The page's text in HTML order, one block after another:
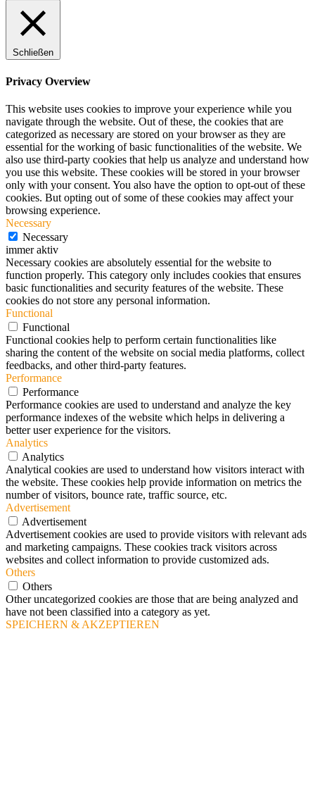
Schließen
Privacy Overview
This website uses cookies to improve your experience while you
navigate through the website. Out of these, the cookies that are
categorized as necessary are stored on your browser as they are
essential for the working of basic functionalities of the website. We
also use third-party cookies that help us analyze and understand how
you use this website. These cookies will be stored in your browser
only with your consent. You also have the option to opt-out of these
cookies. But opting out of some of these cookies may affect your
browsing experience.
Necessary
Necessary
immer aktiv
Necessary cookies are absolutely essential for the website to
function properly. This category only includes cookies that ensures
basic functionalities and security features of the website. These
cookies do not store any personal information.
Functional
Functional
Functional cookies help to perform certain functionalities like
sharing the content of the website on social media platforms, collect
feedbacks, and other third-party features.
Performance
Performance
Performance cookies are used to understand and analyze the key
performance indexes of the website which helps in delivering a
better user experience for the visitors.
Analytics
Analytics
Analytical cookies are used to understand how visitors interact with
the website. These cookies help provide information on metrics the
number of visitors, bounce rate, traffic source, etc.
Advertisement
Advertisement
Advertisement cookies are used to provide visitors with relevant ads
and marketing campaigns. These cookies track visitors across
websites and collect information to provide customized ads.
Others
Others
Other uncategorized cookies are those that are being analyzed and
have not been classified into a category as yet.
SPEICHERN & AKZEPTIEREN